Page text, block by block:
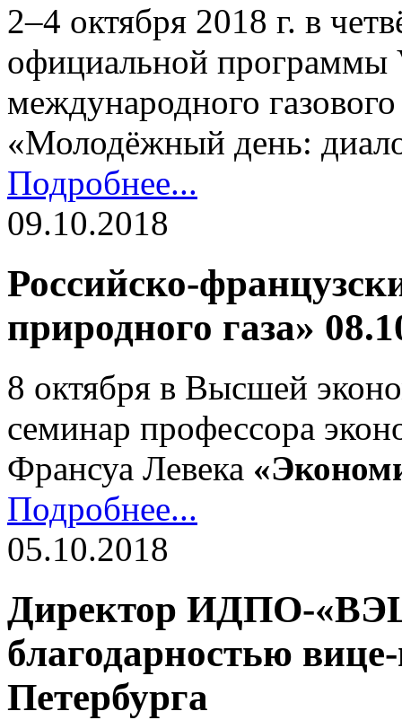
2–4 октября 2018 г. в
официальной программы
международного
«Молодёжный день:
Подробнее...
09.10.2018
Российско-
природного газа»
8 октября в Высшей
семинар профессора
Франсуа Левека
Подробнее...
05.10.2018
Директор ИДПО-
благодарностью
Петербурга